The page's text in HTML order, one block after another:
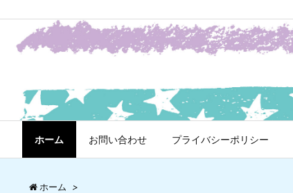
ホーム お問い合わせ プライバシーポリシー
ホーム >